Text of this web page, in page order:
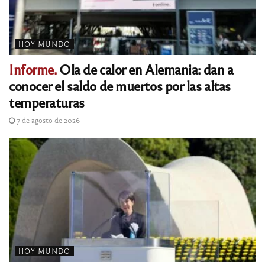
HOY MUNDO
Informe.Ola de calor en Alemania: dan a
conocer el saldo de muertos por las altas
temperaturas
7 de agosto de 2026
HOY MUNDO